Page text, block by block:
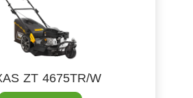
ZT 4675TR/W